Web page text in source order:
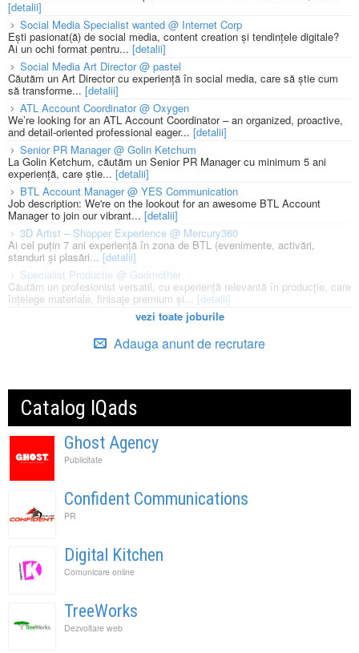
[detalii]
Social Media Specialist wanted @ Internet Corp
Ești pasionat(ă) de social media, content creation și tendințele digitale?
Ai un ochi format pentru... [detalii]
Social Media Art Director @ pastel
Căutăm un Art Director cu experiență în social media, care să știe cum
să transforme... [detalii]
ATL Account Coordinator @ Oxygen
We’re looking for an ATL Account Coordinator – an organized, proactive,
and detail-oriented professional eager... [detalii]
Senior PR Manager @ Golin Ketchum
La Golin Ketchum, căutăm un Senior PR Manager cu minimum 5 ani
experiență, care știe... [detalii]
BTL Account Manager @ YES Communication
Job description: We're on the lookout for an awesome BTL Account
Manager to join our vibrant... [detalii]
3D Artist – Shopper Experience @ Mercury360
Ai cel puțin 7 ani experiență în zona de BTL (evenimente, activări,
standuri și plasări... [detalii]
Specialist Productie @ Godmother
Căutăm un profesionist versatil, cu experiență relevantă în producție, care
înțelege materiale, finisaje premium și... [detalii]
vezi toate joburile
Adauga anunt de recrutare
Catalog IQads
Ghost Agency
Publicitate
Confident Communications
PR
Digital Kitchen
Comunicare online
TreeWorks
Dezvoltare web